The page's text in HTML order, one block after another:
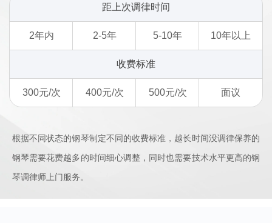
距上次调律时间
2年内 2-5年 5-10年 10年以上
收费标准
300元/次 400元/次 500元/次 面议
根据不同状态的钢琴制定不同的收费标准，越长时间没调律保养的
钢琴需要花费越多的时间细心调整，同时也需要技术水平更高的钢
琴调律师上门服务。